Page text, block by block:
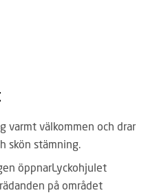
varmt välkommen och drar
skön stämning.
öppnarLyckohjulet
på området